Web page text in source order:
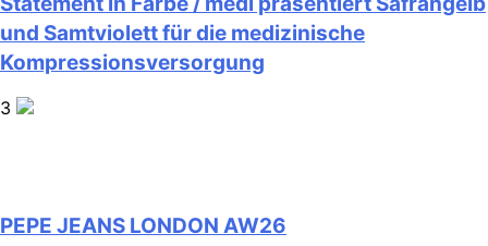
und Samtviolett für die medizinische
Kompressionsversorgung
3
PEPE JEANS LONDON AW26